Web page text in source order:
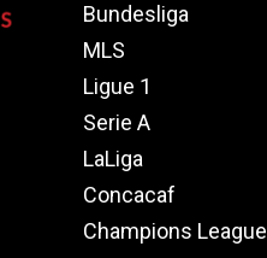
Bundesliga
MLS
Ligue 1
Serie A
LaLiga
Concacaf
Champions League